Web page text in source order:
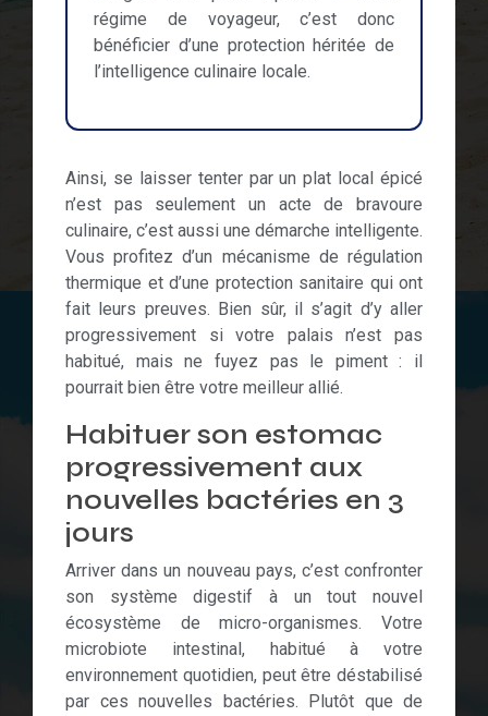
régime de voyageur, c’est donc
bénéficier d’une protection héritée de
l’intelligence culinaire locale.
Ainsi, se laisser tenter par un plat local épicé
n’est pas seulement un acte de bravoure
culinaire, c’est aussi une démarche intelligente.
Vous profitez d’un mécanisme de régulation
thermique et d’une protection sanitaire qui ont
fait leurs preuves. Bien sûr, il s’agit d’y aller
progressivement si votre palais n’est pas
habitué, mais ne fuyez pas le piment : il
pourrait bien être votre meilleur allié.
Habituer son estomac
progressivement aux
nouvelles bactéries en 3
jours
Arriver dans un nouveau pays, c’est confronter
son système digestif à un tout nouvel
écosystème de micro-organismes. Votre
microbiote intestinal, habitué à votre
environnement quotidien, peut être déstabilisé
par ces nouvelles bactéries. Plutôt que de